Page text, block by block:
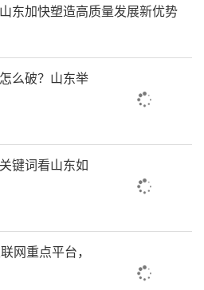
加快塑造高质量发展新优势
么破？山东举
键词看山东如
网重点平台，